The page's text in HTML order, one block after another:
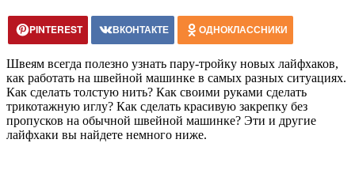
PINTEREST ВКОНТАКТЕ ОДНОКЛАССНИКИ
Швеям всегда полезно узнать пару-тройку новых лайфхаков,
как работать на швейной машинке в самых разных ситуациях.
Как сделать толстую нить? Как своими руками сделать
трикотажную иглу? Как сделать красивую закрепку без
пропусков на обычной швейной машинке? Эти и другие
лайфхаки вы найдете немного ниже.